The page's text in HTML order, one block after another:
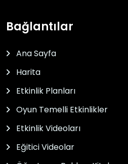
Bağlantılar
Ana Sayfa
Harita
Etkinlik Planları
Oyun Temelli Etkinlikler
Etkinlik Videoları
Eğitici Videolar